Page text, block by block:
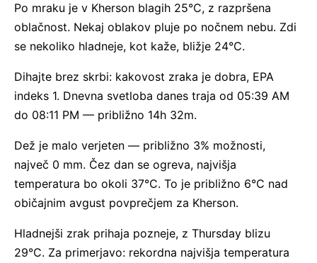
Po mraku je v Kherson blagih 25°C, z razpršena
oblačnost. Nekaj oblakov pluje po nočnem nebu. Zdi
se nekoliko hladneje, kot kaže, bližje 24°C.
Dihajte brez skrbi: kakovost zraka je dobra, EPA
indeks 1. Dnevna svetloba danes traja od 05:39 AM
do 08:11 PM — približno 14h 32m.
Dež je malo verjeten — približno 3% možnosti,
največ 0 mm. Čez dan se ogreva, najvišja
temperatura bo okoli 37°C. To je približno 6°C nad
običajnim avgust povprečjem za Kherson.
Hladnejši zrak prihaja pozneje, z Thursday blizu
29°C. Za primerjavo: rekordna najvišja temperatura